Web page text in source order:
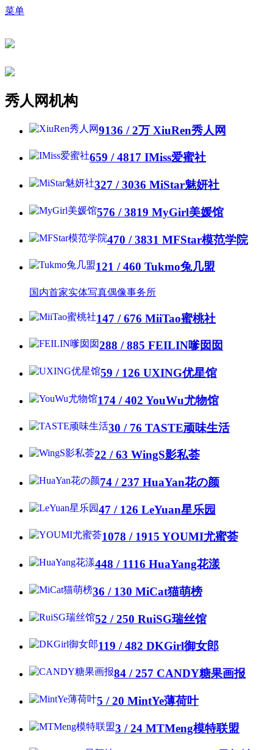
菜单
秀人网机构
9136 /2万 XiuRen秀人网
659 / 4817 IMiss爱蜜社
327 / 3036 MiStar魅妍社
576 / 3819 MyGirl美媛馆
470 / 3831 MFStar模范学院
121 / 460 Tukmo兔几盟
国内首家实体写真偶像事务所
147 / 676 MiiTao蜜桃社
288 / 885 FEILIN嗲囡囡
59 / 126 UXING优星馆
174 / 402 YouWu尤物馆
30 / 76 TASTE顽味生活
22 / 63 WingS影私荟
74 / 237 HuaYan花の颜
47 / 126 LeYuan星乐园
1078 / 1915 YOUMI尤蜜荟
448 / 1116 HuaYang花漾
36 / 130 MiCat猫萌榜
52 / 250 RuiSG瑞丝馆
119 / 482 DKGirl御女郎
84 / 257 CANDY糖果画报
5 / 20 MintYe薄荷叶
3 / 24 MTMeng模特联盟